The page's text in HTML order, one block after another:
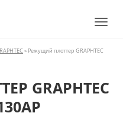
» Режущий плоттер GRAPHTEC
GRAPHTEC